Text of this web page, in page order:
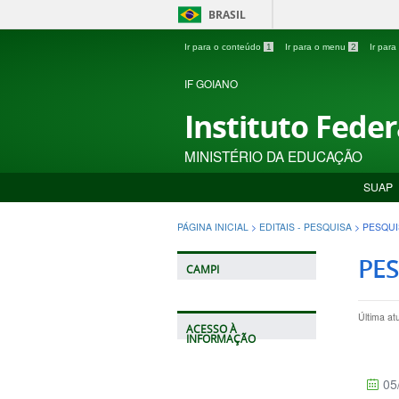
BRASIL
Ir para o conteúdo 1 Ir para o menu 2 Ir para
IF GOIANO
Instituto
MINISTÉRIO DA EDUCAÇÃO
SUAP
PÁGINA INICIAL > EDITAIS - PESQUISA >
CAMPI
ACESSO À
INFORMAÇÃO
Última